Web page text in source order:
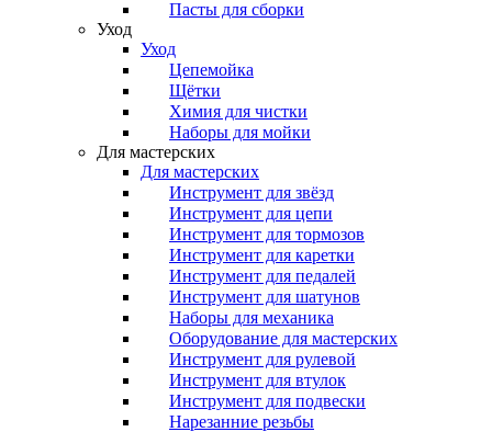
Пасты для сборки
Уход
Уход
Цепемойка
Щётки
Химия для чистки
Наборы для мойки
Для мастерских
Для мастерских
Инструмент для звёзд
Инструмент для цепи
Инструмент для тормозов
Инструмент для каретки
Инструмент для педалей
Инструмент для шатунов
Наборы для механика
Оборудование для мастерских
Инструмент для рулевой
Инструмент для втулок
Инструмент для подвески
Нарезанние резьбы